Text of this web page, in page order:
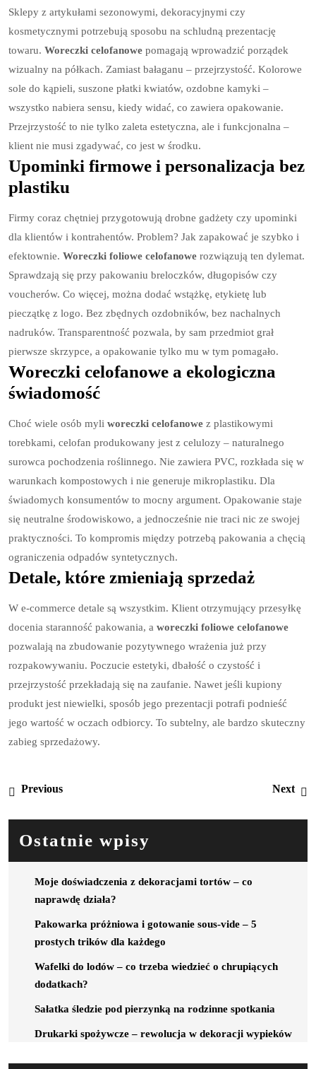
Sklepy z artykułami sezonowymi, dekoracyjnymi czy
kosmetycznymi potrzebują sposobu na schludną prezentację
towaru. Woreczki celofanowe pomagają wprowadzić porządek
wizualny na półkach. Zamiast bałaganu – przejrzystość. Kolorowe
sole do kąpieli, suszone płatki kwiatów, ozdobne kamyki –
wszystko nabiera sensu, kiedy widać, co zawiera opakowanie.
Przejrzystość to nie tylko zaleta estetyczna, ale i funkcjonalna –
klient nie musi zgadywać, co jest w środku.
Upominki firmowe i personalizacja bez
plastiku
Firmy coraz chętniej przygotowują drobne gadżety czy upominki
dla klientów i kontrahentów. Problem? Jak zapakować je szybko i
efektownie. Woreczki foliowe celofanowe rozwiązują ten dylemat.
Sprawdzają się przy pakowaniu breloczków, długopisów czy
voucherów. Co więcej, można dodać wstążkę, etykietę lub
pieczątkę z logo. Bez zbędnych ozdobników, bez nachalnych
nadruków. Transparentność pozwala, by sam przedmiot grał
pierwsze skrzypce, a opakowanie tylko mu w tym pomagało.
Woreczki celofanowe a ekologiczna
świadomość
Choć wiele osób myli woreczki celofanowe z plastikowymi
torebkami, celofan produkowany jest z celulozy – naturalnego
surowca pochodzenia roślinnego. Nie zawiera PVC, rozkłada się w
warunkach kompostowych i nie generuje mikroplastiku. Dla
świadomych konsumentów to mocny argument. Opakowanie staje
się neutralne środowiskowo, a jednocześnie nie traci nic ze swojej
praktyczności. To kompromis między potrzebą pakowania a chęcią
ograniczenia odpadów syntetycznych.
Detale, które zmieniają sprzedaż
W e-commerce detale są wszystkim. Klient otrzymujący przesyłkę
docenia staranność pakowania, a woreczki foliowe celofanowe
pozwalają na zbudowanie pozytywnego wrażenia już przy
rozpakowywaniu. Poczucie estetyki, dbałość o czystość i
przejrzystość przekładają się na zaufanie. Nawet jeśli kupiony
produkt jest niewielki, sposób jego prezentacji potrafi podnieść
jego wartość w oczach odbiorcy. To subtelny, ale bardzo skuteczny
zabieg sprzedażowy.
Nawigacja
wpisu
PreviousPrevious
Next
Ostatnie wpisy
Moje doświadczenia z dekoracjami tortów – co
naprawdę działa?
Pakowarka próżniowa i gotowanie sous-vide – 5
prostych trików dla każdego
Wafelki do lodów – co trzeba wiedzieć o chrupiących
dodatkach?
Sałatka śledzie pod pierzynką na rodzinne spotkania
Drukarki spożywcze – rewolucja w dekoracji wypieków